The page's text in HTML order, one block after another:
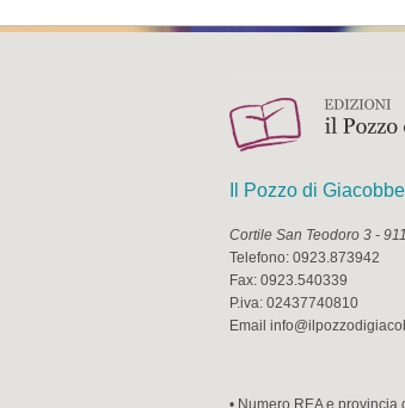
Il Pozzo di
Cortile San Teodoro 3 -
Telefono: 0923.873942
Fax: 0923.540339
P.iva: 02437740810
Email